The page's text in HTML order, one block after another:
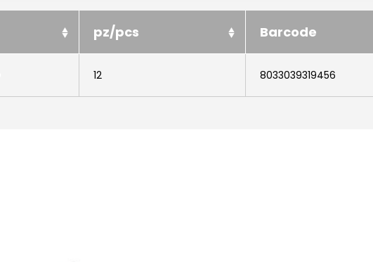
pz/pcs Barcode
12 8033039319456